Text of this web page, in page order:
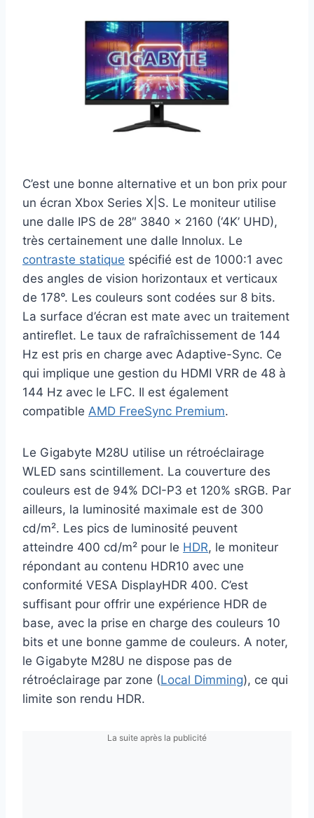
C’est une bonne alternative et un bon prix pour
un écran Xbox Series X|S. Le moniteur utilise
une dalle IPS de 28″ 3840 x 2160 (‘4K’ UHD),
très certainement une dalle Innolux. Le
contraste statique spécifié est de 1000:1 avec
des angles de vision horizontaux et verticaux
de 178°. Les couleurs sont codées sur 8 bits.
La surface d’écran est mate avec un traitement
antireflet. Le taux de rafraîchissement de 144
Hz est pris en charge avec Adaptive-Sync. Ce
qui implique une gestion du HDMI VRR de 48 à
144 Hz avec le LFC. Il est également
compatible AMD FreeSync Premium.
Le Gigabyte M28U utilise un rétroéclairage
WLED sans scintillement. La couverture des
couleurs est de 94% DCI-P3 et 120% sRGB. Par
ailleurs, la luminosité maximale est de 300
cd/m². Les pics de luminosité peuvent
atteindre 400 cd/m² pour le HDR, le moniteur
répondant au contenu HDR10 avec une
conformité VESA DisplayHDR 400. C’est
suffisant pour offrir une expérience HDR de
base, avec la prise en charge des couleurs 10
bits et une bonne gamme de couleurs. A noter,
le Gigabyte M28U ne dispose pas de
rétroéclairage par zone (Local Dimming), ce qui
limite son rendu HDR.
La suite après la publicité